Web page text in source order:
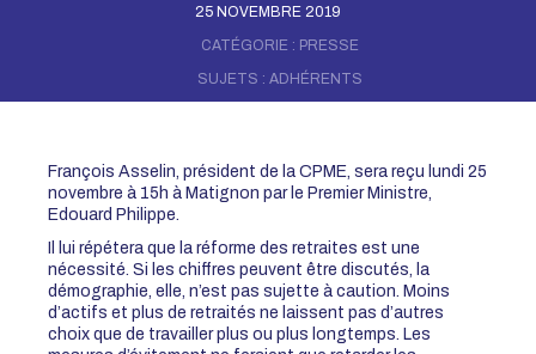
25 NOVEMBRE 2019
CATÉGORIE : PRESSE
SUJETS : ADHÉRENTS
François Asselin, président de la CPME, sera reçu lundi 25
novembre à 15h à Matignon par le Premier Ministre,
Edouard Philippe.
Il lui répétera que la réforme des retraites est une
nécessité. Si les chiffres peuvent être discutés, la
démographie, elle, n’est pas sujette à caution. Moins
d’actifs et plus de retraités ne laissent pas d’autres
choix que de travailler plus ou plus longtemps. Les